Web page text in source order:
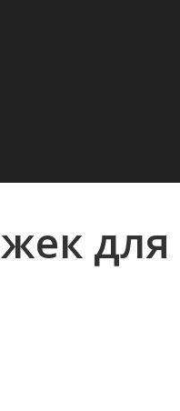
для